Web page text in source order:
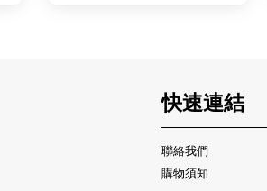
快速連結
聯絡我們
購物須知